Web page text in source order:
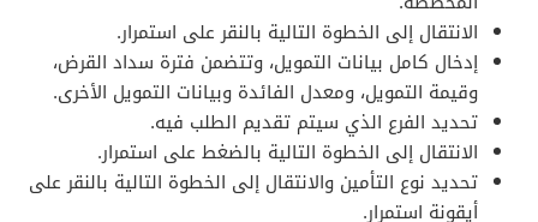
الانتقال إلى الخطوة التالية بالنقر على استمرار.
إدخال كامل بيانات التمويل، وتتضمن فترة سداد القرض،
وقيمة التمويل، ومعدل الفائدة وبيانات التمويل الأخرى.
تحديد الفرع الذي سيتم تقديم الطلب فيه.
الانتقال إلى الخطوة التالية بالضغط على استمرار.
تحديد نوع التأمين والانتقال إلى الخطوة التالية بالنقر على
أيقونة استمرار.